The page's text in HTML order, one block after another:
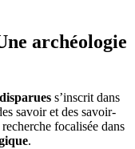
archéologie
s’inscrit dans
savoir et des savoir-
focalisée dans
.